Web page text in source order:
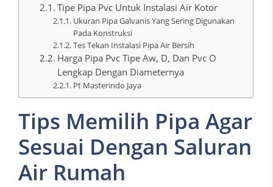
Tipe Pipa Pvc Untuk Instalasi Air Kotor
Ukuran Pipa Galvanis Yang Sering Digunakan
Pada Konstruksi
Tes Tekan Instalasi Pipa Air Bersih
Harga Pipa Pvc Tipe Aw, D, Dan Pvc O
Lengkap Dengan Diameternya
Pt Masterindo Jaya
Tips Memilih Pipa Agar
Sesuai Dengan Saluran
Air Rumah